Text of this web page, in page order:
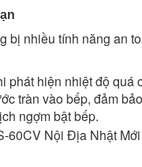
nhiều tính năng an
phát hiện nhiệt độ quá
tràn vào bếp, đảm
ngợm bật bếp.